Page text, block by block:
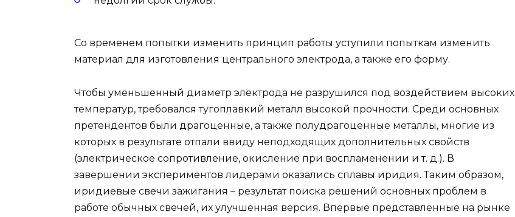
Со временем попытки изменить принцип работы уступили попыткам изменить
материал для изготовления центрального электрода, а также его форму.
Чтобы уменьшенный диаметр электрода не разрушился под воздействием высоких
температур, требовался тугоплавкий металл высокой прочности. Среди основных
претендентов были драгоценные, а также полудрагоценные металлы, многие из
которых в результате отпали ввиду неподходящих дополнительных свойств
(электрическое сопротивление, окисление при воспламенении и т. д.). В
завершении экспериментов лидерами оказались сплавы иридия. Таким образом,
иридиевые свечи зажигания – результат поиска решений основных проблем в
работе обычных свечей, их улучшенная версия. Впервые представленные на рынке